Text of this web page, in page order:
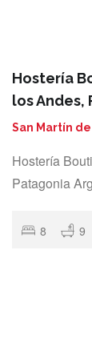
Hostería
los Andes,
San Martín
Hostería
Patagonia
8 9